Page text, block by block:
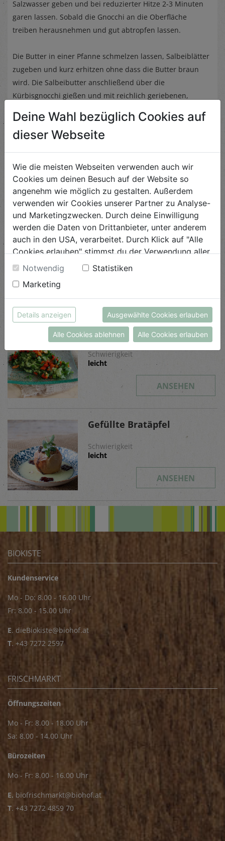
Salzwasser geben und bei reduzierter Hitze 2-3 Minuten
garen lassen. Sobald die Gnocchi an die Oberfläche
treiben herausnehmen und gut abtropfen lassen.
Die Butter in einer Pfanne schmelzen lassen, Salbeiblätter
zugeben und kurz erhitzen ohne dass die Butter braun
wird. Die Salbeibutter anschließend über die
Kürbisgnocchi gießen und mit reichlich geriebenen,
Ähnliche Rezepte
Rettich Dim Sum
mittel
Bärlauchspätzle
Schwierigkeit
leicht
ANSEHEN
Gefüllte Bratäpfel
Schwierigkeit
leicht
ANSEHEN
BIOKISTE
Kundenservice
Mo - Do: 8.00 - 16.00 Uhr
Fr: 8.00 - 15.00 Uhr
E. dieBiokiste@biohof.at
T. +43 7272 2597
FRISCHMARKT
Öffnungszeiten
Mo - Fr: 8.00 - 18.00 Uhr
Sa: 8.00 - 14.00 Uhr
Bürozeiten
Mo - Fr: 8.00 - 16.00 Uhr
E. biofrischmarkt@biohof.at
T. +43 7272 4859 70
Deine Wahl bezüglich Cookies auf
dieser Webseite
Wie die meisten Webseiten verwenden auch wir
Cookies um deinen Besuch auf der Website so
angenehm wie möglich zu gestalten. Außerdem
verwenden wir Cookies unserer Partner zu Analyse-
und Marketingzwecken. Durch deine Einwilligung
werden die Daten von Drittanbieter, unter anderem
auch in den USA, verarbeitet. Durch Klick auf "Alle
Cookies erlauben" stimmst du der Verwendung aller
Cookies zu. Unter "Details anzeigen" findest du alle
Infos zu den unterschiedlichen Cookies, du kannst
auch entscheiden, welche Cookies du erlauben
möchtest.
Weitere Informationen findest du in unserer
Datenschutzerklärungbzw. imImpressum
Notwendig
Statistiken
Marketing
Details anzeigen Ausgewählte Cookies erlauben
Alle Cookies ablehnen Alle Cookies erlauben